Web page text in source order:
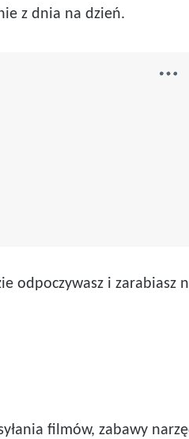
z dnia na dzień.
odpoczywasz i zarabiasz
filmów, zabawy